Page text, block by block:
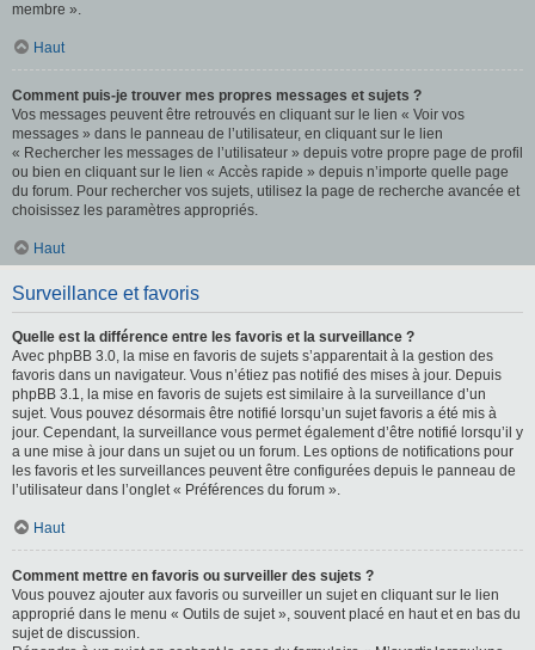
membre ».
Haut
Comment puis-je trouver mes propres messages et sujets ?
Vos messages peuvent être retrouvés en cliquant sur le lien « Voir vos
messages » dans le panneau de l’utilisateur, en cliquant sur le lien
« Rechercher les messages de l’utilisateur » depuis votre propre page de profil
ou bien en cliquant sur le lien « Accès rapide » depuis n’importe quelle page
du forum. Pour rechercher vos sujets, utilisez la page de recherche avancée et
choisissez les paramètres appropriés.
Haut
Surveillance et favoris
Quelle est la différence entre les favoris et la surveillance ?
Avec phpBB 3.0, la mise en favoris de sujets s’apparentait à la gestion des
favoris dans un navigateur. Vous n’étiez pas notifié des mises à jour. Depuis
phpBB 3.1, la mise en favoris de sujets est similaire à la surveillance d’un
sujet. Vous pouvez désormais être notifié lorsqu’un sujet favoris a été mis à
jour. Cependant, la surveillance vous permet également d’être notifié lorsqu’il y
a une mise à jour dans un sujet ou un forum. Les options de notifications pour
les favoris et les surveillances peuvent être configurées depuis le panneau de
l’utilisateur dans l’onglet « Préférences du forum ».
Haut
Comment mettre en favoris ou surveiller des sujets ?
Vous pouvez ajouter aux favoris ou surveiller un sujet en cliquant sur le lien
approprié dans le menu « Outils de sujet », souvent placé en haut et en bas du
sujet de discussion.